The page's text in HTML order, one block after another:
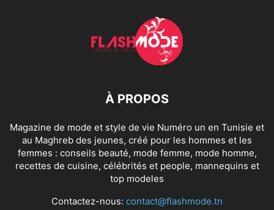
À PROPOS
Magazine de mode et style de vie Numéro un en Tunisie et
au Maghreb des jeunes, créé pour les hommes et les
femmes : conseils beauté, mode femme, mode homme,
recettes de cuisine, célébrités et people, mannequins et
top modeles
Contactez-nous: contact@flashmode.tn